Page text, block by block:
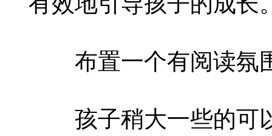
布置一个有阅读氛
孩子稍大一些的可